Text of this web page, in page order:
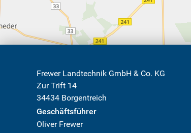
Frewer Landtechnik GmbH & Co. KG
Zur Trift 14
34434 Borgentreich
Geschäftsführer
Oliver Frewer